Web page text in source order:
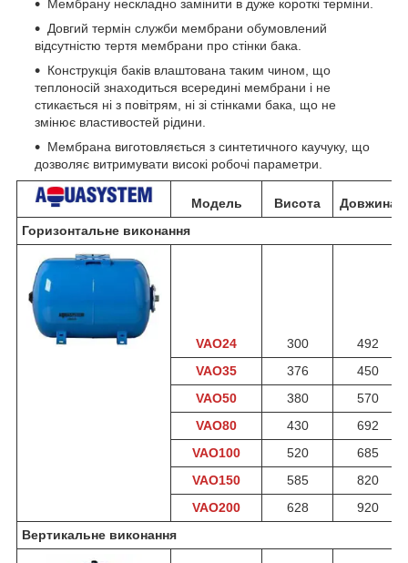
Мембрану нескладно замінити в дуже короткі терміни.
Довгий термін служби мембрани обумовлений
відсутністю тертя мембрани про стінки бака.
Конструкція баків влаштована таким чином, що
теплоносій знаходиться всередині мембрани і не
стикається ні з повітрям, ні зі стінками бака, що не
змінює властивостей рідини.
Мембрана виготовляється з синтетичного каучуку, що
дозволяє витримувати високі робочі параметри.
Модель Висота
Довжина
Горизонтальне виконання
VAO24 300
492
VAO35
376
450
VAO50
380
570
VAO80
430
692
VAO100
520
685
VAO150
585
820
VAO200
628
920
Вертикальне виконання